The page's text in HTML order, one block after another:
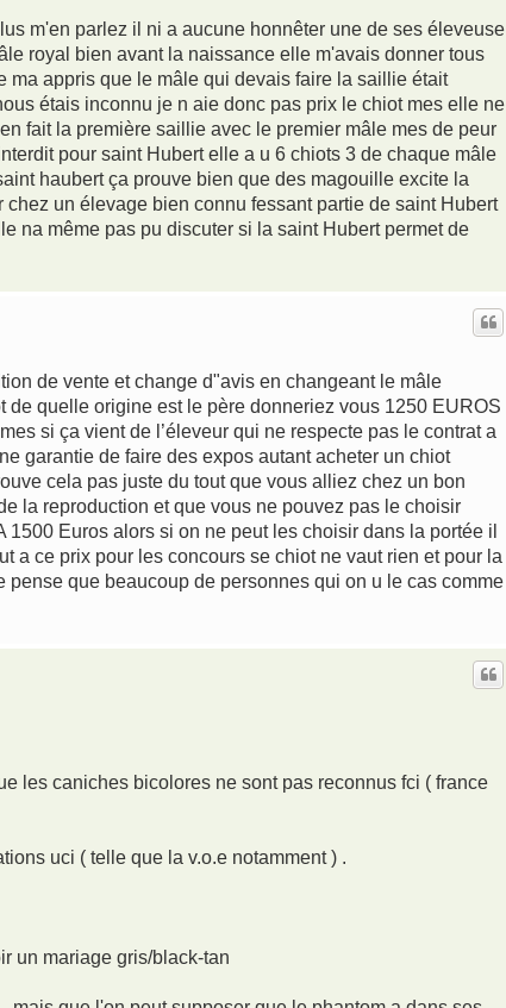
m'en parlez il ni a aucune honnêter une de ses éleveuse
royal bien avant la naissance elle m'avais donner tous
ma appris que le mâle qui devais faire la saillie était
étais inconnu je n aie donc pas prix le chiot mes elle ne
fait la première saillie avec le premier mâle mes de peur
pour saint Hubert elle a u 6 chiots 3 de chaque mâle
haubert ça prouve bien que des magouille excite la
un élevage bien connu fessant partie de saint Hubert
na même pas pu discuter si la saint Hubert permet de
de vente et change d"avis en changeant le mâle
quelle origine est le père donneriez vous 1250 EUROS
si ça vient de l’éleveur qui ne respecte pas le contrat a
garantie de faire des expos autant acheter un chiot
cela pas juste du tout que vous alliez chez un bon
la reproduction et que vous ne pouvez pas le choisir
Euros alors si on ne peut les choisir dans la portée il
a ce prix pour les concours se chiot ne vaut rien et pour la
que beaucoup de personnes qui on u le cas comme
les caniches bicolores ne sont pas reconnus fci ( france
uci ( telle que la v.o.e notamment ) .
un mariage gris/black-tan